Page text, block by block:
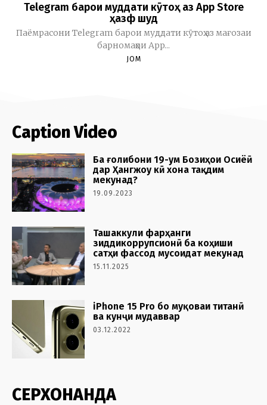
Telegram барои муддати кӯтоҳ аз App Store
ҳазф шуд
Паёмрасони Telegram барои муддати кӯтоҳ аз мағозаи
барномаҳои App...
JOM
Caption Video
Ба ғолибони 19-ум Бозиҳои Осиёӣ
дар Ҳангжоу кӣ хона тақдим
мекунад?
19.09.2023
Ташаккули фарҳанги
зиддикоррупсионӣ ба коҳиши
сатҳи фассод мусоидат мекунад
15.11.2025
iPhone 15 Pro бо муқоваи титанӣ
ва кунҷи мудаввар
03.12.2022
СЕРХОНАНДА